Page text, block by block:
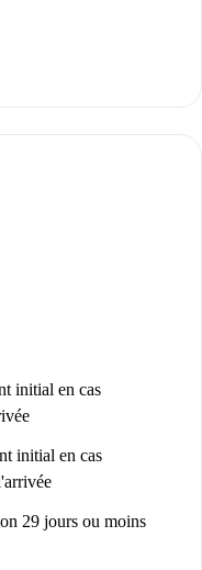
initial en cas
initial en cas
29 jours ou moins